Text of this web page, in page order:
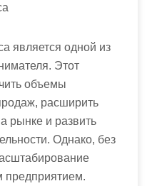
является одной из
Этот
объемы
расширить
рынке и развить
Однако, без
предприятием.